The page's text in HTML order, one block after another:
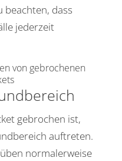
beachten, dass
jeder­zeit
von gebro­chenen
gebro­chen ist,
auftreten.
norma­ler­weise